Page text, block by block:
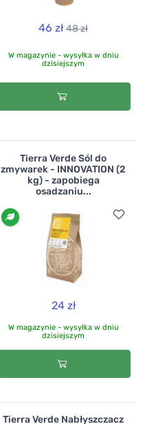
46 zł 48 zł
W magazynie - wysyłka w dniu
dzisiejszym
Tierra Verde Sól do
zmywarek - INNOVATION (2
kg) - zapobiega
osadzaniu...
24 zł
W magazynie - wysyłka w dniu
dzisiejszym
Tierra Verde Nabłyszczacz